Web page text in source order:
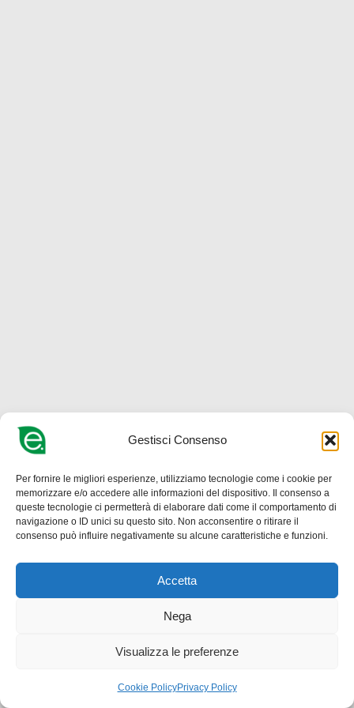
Gestisci Consenso
Per fornire le migliori esperienze, utilizziamo tecnologie come i cookie per
memorizzare e/o accedere alle informazioni del dispositivo. Il consenso a
queste tecnologie ci permetterà di elaborare dati come il comportamento di
navigazione o ID unici su questo sito. Non acconsentire o ritirare il
consenso può influire negativamente su alcune caratteristiche e funzioni.
Accetta
Nega
Visualizza le preferenze
Cookie PolicyPrivacy Policy